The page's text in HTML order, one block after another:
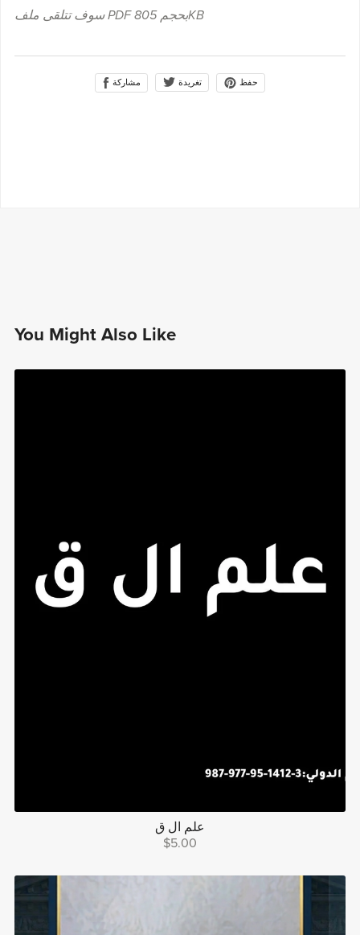
سوف تتلقى ملف PDF بحجم805KB
مشاركة تغريدة حفظ
You Might Also Like
علم ال ق
$5.00